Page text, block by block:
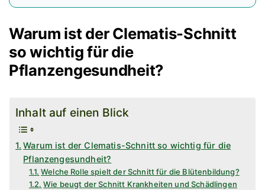
Warum ist der Clematis-Schnitt
so wichtig für die
Pflanzengesundheit?
Inhalt auf einen Blick
Warum ist der Clematis-Schnitt so wichtig für die
Pflanzengesundheit?
Welche Rolle spielt der Schnitt für die Blütenbildung?
Wie beugt der Schnitt Krankheiten und Schädlingen